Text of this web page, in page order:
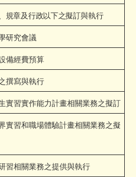
規章及行政以下之擬訂與執行
研究會議
備經費預算
撰寫與執行
實習實作能力計畫相關業務之擬訂
實習和職場體驗計畫相關業務之擬
習相關業務之提供與執行